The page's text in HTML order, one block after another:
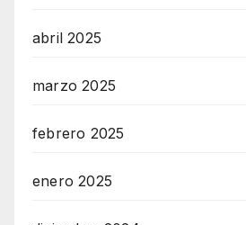
I
Z
RadioVersia
abril 2025
marzo 2025
febrero 2025
enero 2025